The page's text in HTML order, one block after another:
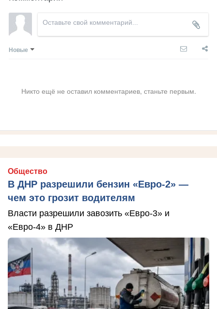
Новые
Никто ещё не оставил комментариев, станьте первым.
Общество
В ДНР разрешили бензин «Евро-2» —
чем это грозит водителям
Власти разрешили завозить «Евро-3» и
«Евро-4» в ДНР